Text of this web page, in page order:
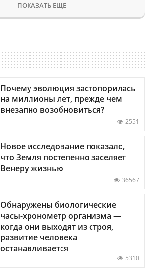
ПОКАЗАТЬ ЕЩЕ
Почему эволюция застопорилась
на миллионы лет, прежде чем
внезапно возобновиться?
2551
Новое исследование показало,
что Земля постепенно заселяет
Венеру жизнью
36567
Обнаружены биологические
часы-хронометр организма —
когда они выходят из строя,
развитие человека
останавливается
5310